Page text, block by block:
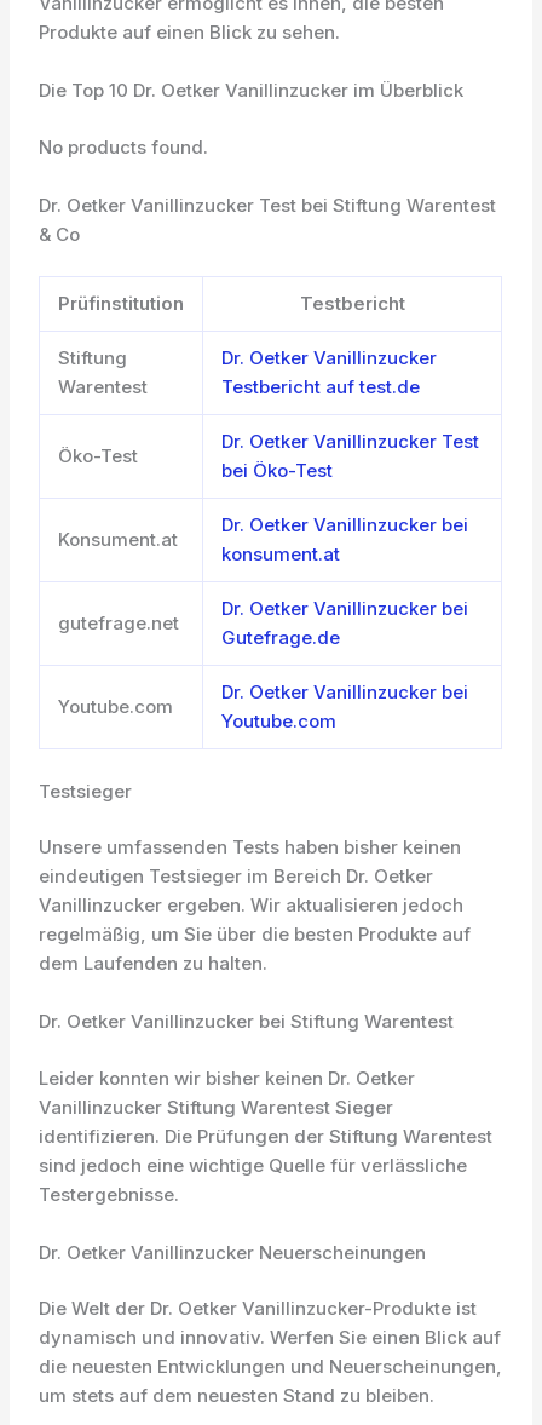
Produkte auf einen Blick zu sehen.
Die Top 10 Dr. Oetker Vanillinzucker im Überblick
No products found.
Dr. Oetker Vanillinzucker Test bei Stiftung Warentest
& Co
Prüfinstitution Testbericht
Stiftung
Warentest
Dr. Oetker Vanillinzucker
Testbericht auf test.de
Öko-Test
Dr. Oetker Vanillinzucker Test
bei Öko-Test
Konsument.at
Dr. Oetker Vanillinzucker bei
konsument.at
gutefrage.net
Dr. Oetker Vanillinzucker bei
Gutefrage.de
Youtube.com
Dr. Oetker Vanillinzucker bei
Youtube.com
Testsieger
Unsere umfassenden Tests haben bisher keinen
eindeutigen Testsieger im Bereich Dr. Oetker
Vanillinzucker ergeben. Wir aktualisieren jedoch
regelmäßig, um Sie über die besten Produkte auf
dem Laufenden zu halten.
Dr. Oetker Vanillinzucker bei Stiftung Warentest
Leider konnten wir bisher keinen Dr. Oetker
Vanillinzucker Stiftung Warentest Sieger
identifizieren. Die Prüfungen der Stiftung Warentest
sind jedoch eine wichtige Quelle für verlässliche
Testergebnisse.
Dr. Oetker Vanillinzucker Neuerscheinungen
Die Welt der Dr. Oetker Vanillinzucker-Produkte ist
dynamisch und innovativ. Werfen Sie einen Blick auf
die neuesten Entwicklungen und Neuerscheinungen,
um stets auf dem neuesten Stand zu bleiben.